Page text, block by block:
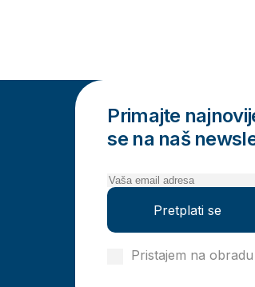
Primajte
se na naš
Pretplati se
Pristajem na